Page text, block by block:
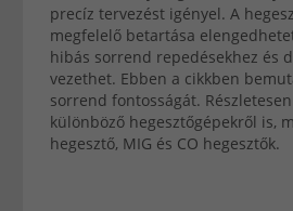
precíz tervezést igényel. A
megfelelő betartása
hibás sorrend repedésekhez és
vezethet. Ebben a cikkben
sorrend fontosságát.
különböző hegesztőgépekről is,
hegesztő, MIG és CO hegesztők.